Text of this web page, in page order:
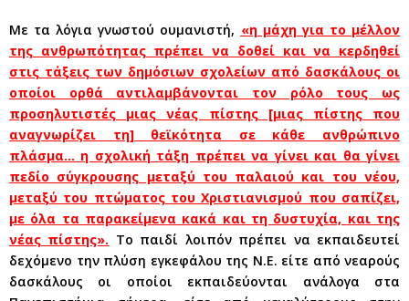
Με τα λόγια γνωστού ουμανιστή, «η μάχη για το μέλλον
της ανθρωπότητας πρέπει να δοθεί και να κερδηθεί
στις τάξεις των δημόσιων σχολείων από δασκάλους οι
οποίοι ορθά αντιλαμβάνονται τον ρόλο τους ως
προσηλυτιστές μιας νέας πίστης [μιας πίστης που
αναγνωρίζει τη] θεϊκότητα σε κάθε ανθρώπινο
πλάσμα… η σχολική τάξη πρέπει να γίνει και θα γίνει
πεδίο σύγκρουσης μεταξύ του παλαιού και του νέου,
μεταξύ του πτώματος του Χριστιανισμού που σαπίζει,
με όλα τα παρακείμενα κακά και τη δυστυχία, και της
νέας πίστης». Το παιδί λοιπόν πρέπει να εκπαιδευτεί
δεχόμενο την πλύση εγκεφάλου της Ν.Ε. είτε από νεαρούς
δασκάλους οι οποίοι εκπαιδεύονται ανάλογα στα